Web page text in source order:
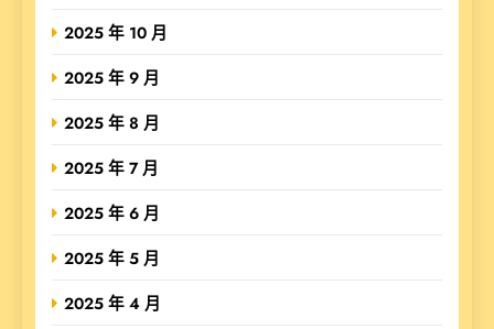
2025 年 10 月
2025 年 9 月
2025 年 8 月
2025 年 7 月
2025 年 6 月
2025 年 5 月
2025 年 4 月